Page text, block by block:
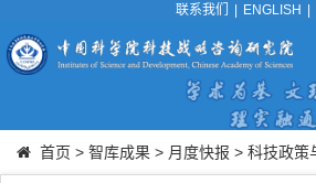
联系我们 ENGLISH
首页 > 智库成果 > 月度快报 > 科技政策